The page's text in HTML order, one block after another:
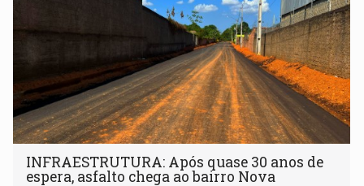
INFRAESTRUTURA: Após quase 30 anos de
espera, asfalto chega ao bairro Nova